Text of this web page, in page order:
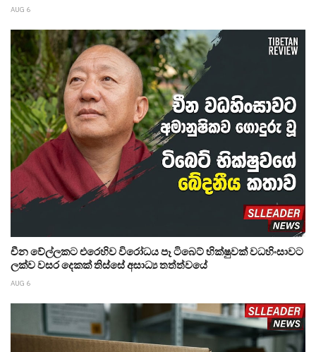
AUG 6
චීන වේල්ලකට එරෙහිව විරෝධය පෑ ටිබෙට් භික්ෂුවක් වධහිංසාවට
ලක්ව වසර දෙකක් තිස්සේ අසාධ්‍ය තත්ත්වයේ
AUG 6